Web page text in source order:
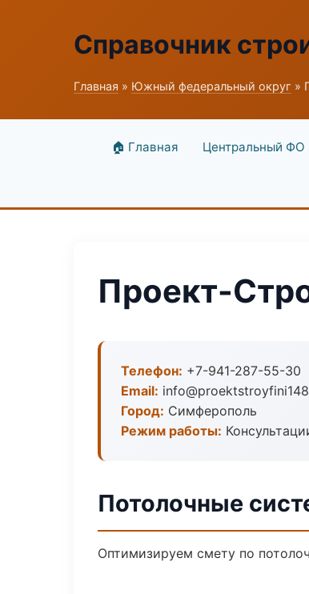
Справочник
Главная » Южный федеральный округ »
🏠 Главная Центральный ФО
Проект-
Телефон: +7-941-287-55-30
Email:
Город: Симферополь
Режим работы:
Потолочные
Оптимизируем смету по